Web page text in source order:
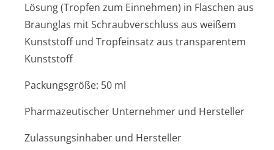
Lösung (Tropfen zum Einnehmen) in Flaschen aus
Braunglas mit Schraubverschluss aus weißem
Kunststoff und Tropfeinsatz aus transparentem
Kunststoff
Packungsgröße: 50 ml
Pharmazeutischer Unternehmer und Hersteller
Zulassungsinhaber und Hersteller